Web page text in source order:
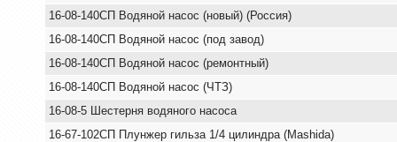
16-08-140СП Водяной насос (новый) (Россия)
16-08-140СП Водяной насос (под завод)
16-08-140СП Водяной насос (ремонтный)
16-08-140СП Водяной насос (ЧТЗ)
16-08-5 Шестерня водяного насоса
16-67-102СП Плунжер гильза 1/4 цилиндра (Mashida)